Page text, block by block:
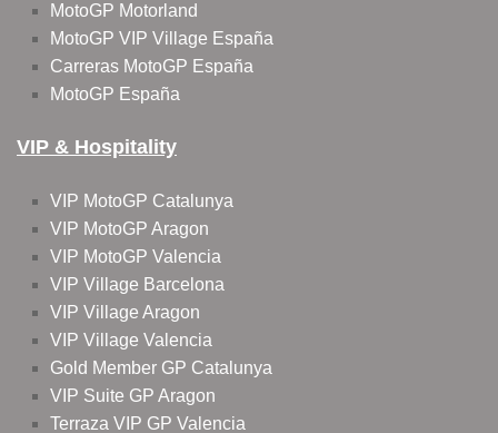
MotoGP Motorland
MotoGP VIP Village España
Carreras MotoGP España
MotoGP España
VIP & Hospitality
VIP MotoGP Catalunya
VIP MotoGP Aragon
VIP MotoGP Valencia
VIP Village Barcelona
VIP Village Aragon
VIP Village Valencia
Gold Member GP Catalunya
VIP Suite GP Aragon
Terraza VIP GP Valencia